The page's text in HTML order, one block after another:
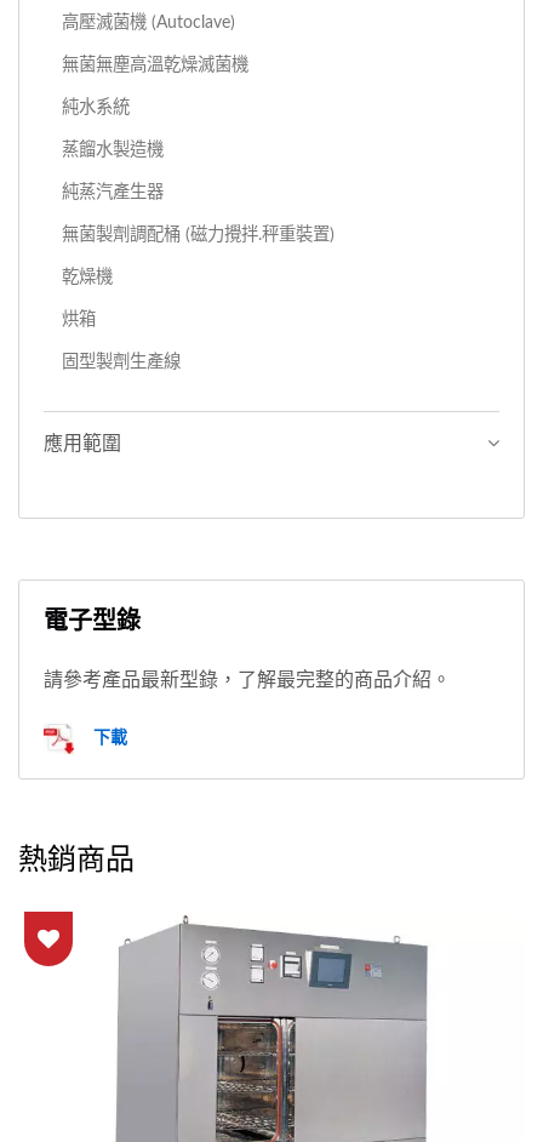
高壓滅菌機 (Autoclave)
無菌無塵高溫乾燥滅菌機
純水系統
蒸餾水製造機
純蒸汽產生器
無菌製劑調配桶 (磁力攪拌.秤重裝置)
乾燥機
烘箱
固型製劑生產線
應用範圍
電子型錄
請參考產品最新型錄，了解最完整的商品介紹。
下載
熱銷商品